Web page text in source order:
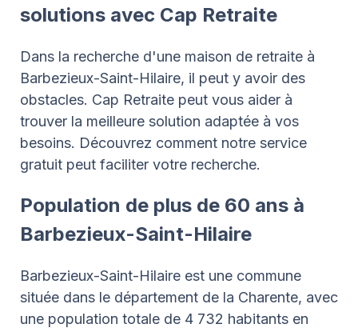
solutions avec Cap Retraite
Dans la recherche d'une maison de retraite à
Barbezieux-Saint-Hilaire, il peut y avoir des
obstacles. Cap Retraite peut vous aider à
trouver la meilleure solution adaptée à vos
besoins. Découvrez comment notre service
gratuit peut faciliter votre recherche.
Population de plus de 60 ans à
Barbezieux-Saint-Hilaire
Barbezieux-Saint-Hilaire est une commune
située dans le département de la Charente, avec
une population totale de 4 732 habitants en